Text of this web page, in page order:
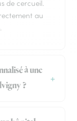
de cercueil.
au
à une
?